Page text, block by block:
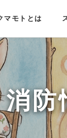
マモトとは
消防